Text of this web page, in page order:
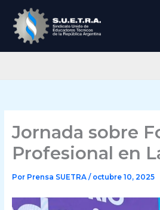
contenido
Jornada sobre
Profesional en
Por Prensa SUETRA / octubre 10, 2025